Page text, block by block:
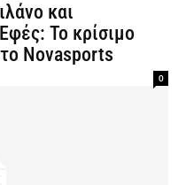
και
Το κρίσιμο
Novasports
0